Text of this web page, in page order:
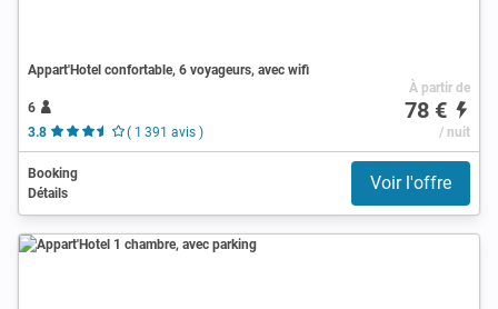
Appart'Hotel confortable, 6 voyageurs, avec wifi
6
3.8
( 1 391 avis )
À partir de
78 €
/ nuit
Booking
Détails
Voir l'offre